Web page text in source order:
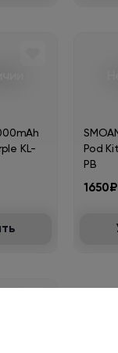
KL-
Pod
PB
1650₽